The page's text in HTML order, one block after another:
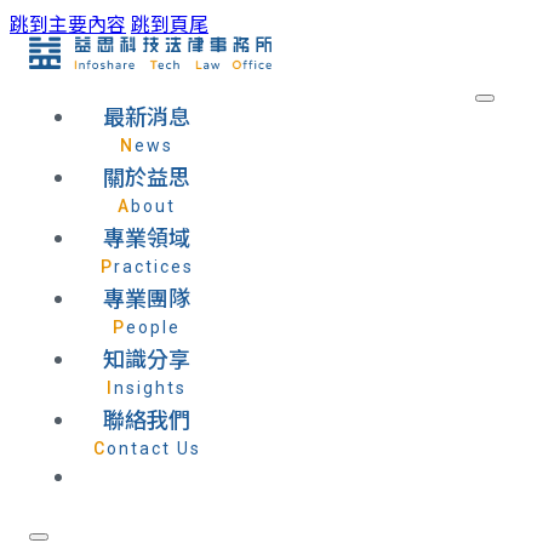
跳到主要內容 跳到頁尾
最新消息
News
關於益思
About
專業領域
Practices
專業團隊
People
知識分享
Insights
聯絡我們
Contact Us